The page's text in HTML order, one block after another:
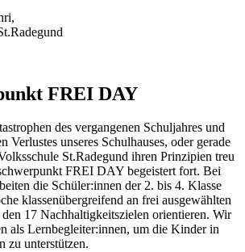
FREI DAY
des vergangenen Schuljahres und
Verlustes unseres Schulhauses, oder gerade
St.Radegund ihren Prinzipien treu
FREI DAY begeistert fort. Bei
die Schüler:innen der 2. bis 4. Klasse
klassenübergreifend an frei ausgewählten
17 Nachhaltigkeitszielen orientieren. Wir
als Lernbegleiter:innen, um die Kinder in
zu unterstützen.